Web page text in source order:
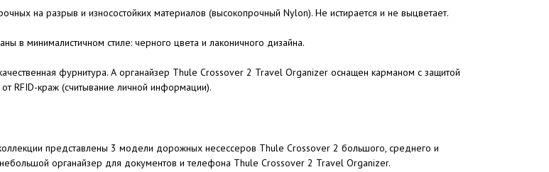
на разрыв и износостойких материалов (высокопрочный Nylon). Не истирается и не выцветает.
в минималистичном стиле: черного цвета и лаконичного дизайна.
фурнитура. А органайзер Thule Crossover 2 Travel Organizer оснащен карманом с защитой
RFID-краж (считывание личной информации).
представлены 3 модели дорожных несессеров Thule Crossover 2 большого, среднего и
органайзер для документов и телефона Thule Crossover 2 Travel Organizer.